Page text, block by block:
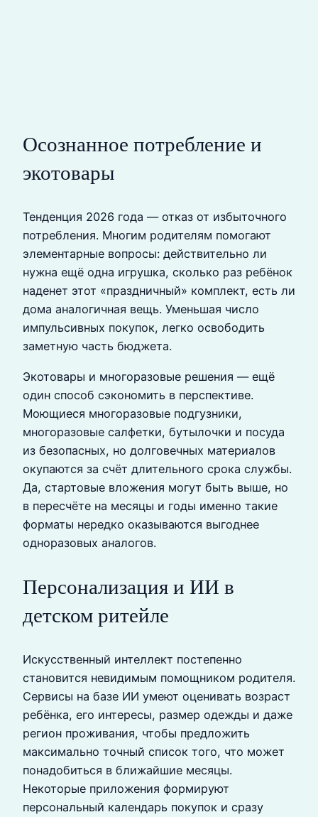
Осознанное потребление и
экотовары
Тенденция 2026 года — отказ от избыточного
потребления. Многим родителям помогают
элементарные вопросы: действительно ли
нужна ещё одна игрушка, сколько раз ребёнок
наденет этот «праздничный» комплект, есть ли
дома аналогичная вещь. Уменьшая число
импульсивных покупок, легко освободить
заметную часть бюджета.
Экотовары и многоразовые решения — ещё
один способ сэкономить в перспективе.
Моющиеся многоразовые подгузники,
многоразовые салфетки, бутылочки и посуда
из безопасных, но долговечных материалов
окупаются за счёт длительного срока службы.
Да, стартовые вложения могут быть выше, но
в пересчёте на месяцы и годы именно такие
форматы нередко оказываются выгоднее
одноразовых аналогов.
Персонализация и ИИ в
детском ритейле
Искусственный интеллект постепенно
становится невидимым помощником родителя.
Сервисы на базе ИИ умеют оценивать возраст
ребёнка, его интересы, размер одежды и даже
регион проживания, чтобы предложить
максимально точный список того, что может
понадобиться в ближайшие месяцы.
Некоторые приложения формируют
персональный календарь покупок и сразу